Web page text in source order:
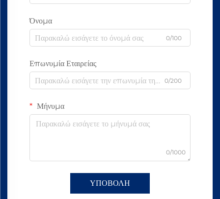
Όνομα
0/100
Επωνυμία Εταιρείας
0/200
Μήνυμα
0/1000
ΥΠΟΒΟΛΗ